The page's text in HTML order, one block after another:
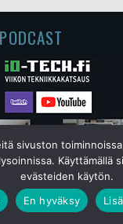
sivuston
Käyttämällä
evästeiden käytön.
En hyväksy